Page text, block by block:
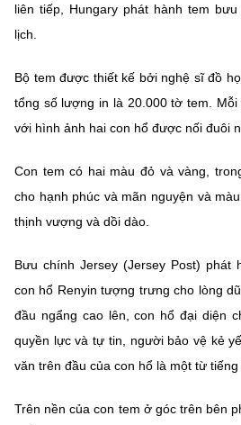
liên tiếp, Hungary phát hành tem
lịch.
Bộ tem được thiết kế bởi nghệ sĩ đồ
tổng số lượng in là 20.000 tờ tem. Mỗi
với hình ảnh hai con hổ được nối đuôi
Con tem có hai màu đỏ và vàng,
cho hạnh phúc và mãn nguyện và
thịnh vượng và dồi dào.
Bưu chính Jersey (Jersey Post) phát
con hổ Renyin tượng trưng cho lòng
đầu ngẩng cao lên, con hổ đại diện
quyền lực và tự tin, người bảo vệ kẻ
văn trên đầu của con hổ là một từ tiếng
Trên nền của con tem ở góc trên bên